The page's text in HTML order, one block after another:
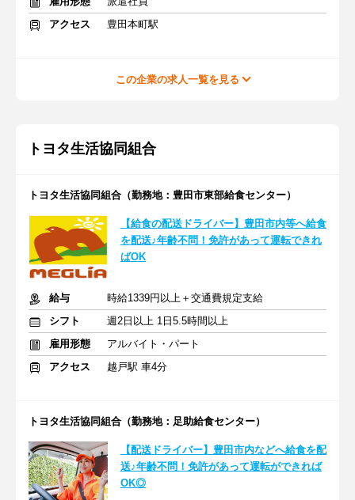
アクセス
豊田本町駅
この企業の求人一覧を見る
トヨタ生活協同組合
トヨタ生活協同組合（勤務地：豊田市東部給食センター）
【給食の配送ドライバー】豊田市内等へ給食
を配送♪年齢不問！免許があって運転できれ
ばOK
給与
時給1339円以上＋交通費規定支給
シフト
週2日以上 1日5.5時間以上
雇用形態
アルバイト・パート
アクセス
越戸駅 車4分
トヨタ生活協同組合（勤務地：足助給食センター）
【配送ドライバー】豊田市内などへ給食を配
送♪年齢不問！免許があって運転ができれば
OK◎